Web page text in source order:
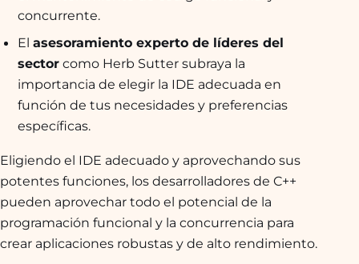
concurrente.
El asesoramiento experto de líderes del
sectorcomo Herb Sutter subraya la
importancia de elegir la IDE adecuada en
función de tus necesidades y preferencias
específicas.
Eligiendo el IDE adecuado y aprovechando sus
potentes funciones, los desarrolladores de C++
pueden aprovechar todo el potencial de la
programación funcional y la concurrencia para
crear aplicaciones robustas y de alto rendimiento.